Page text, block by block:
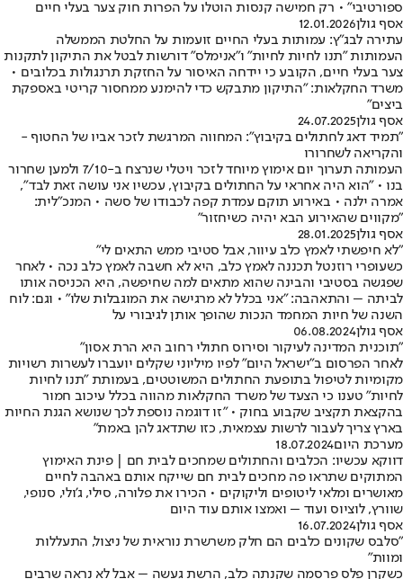
ספורטיבי" • רק חמישה קנסות הוטלו על הפרות חוק צער בעלי חיים
אסף גולן12.01.2026
עתירה לבג"ץ: עמותות בעלי החיים זועמות על החלטת הממשלה
העמותות "תנו לחיות לחיות" ו"אנימלס" דורשות לבטל את התיקון לתקנות
צער בעלי חיים, הקובע כי יידחה האיסור על החזקת תרנגולות בכלובים •
משרד החקלאות: "התיקון מתבקש כדי להימנע ממחסור קריטי באספקת
ביצים"
אסף גולן24.07.2025
"תמיד דאג לחתולים בקיבוץ": המחווה המרגשת לזכר אביו של החטוף -
והקריאה לשחרורו
העמותה תערוך יום אימוץ מיוחד לזכר ויטלי שנרצח ב-7/10 ולמען שחרור
בנו • "הוא היה אחראי על החתולים בקיבוץ, עכשיו אני עושה זאת לבד",
אמרה ילנה • באירוע תוקם עמדת קפה לכבודו של סשה • המנכ"לית:
"מקווים שהאירוע הבא יהיה כשיחזור"
אסף גולן28.01.2025
"לא חיפשתי לאמץ כלב עיוור, אבל סטיבי ממש התאים לי"
כשעופרי רוזנטל תכננה לאמץ כלב, היא לא חשבה לאמץ כלב נכה • לאחר
שפגשה בסטיבי והבינה שהוא מתאים למה שחיפשה, היא הכניסה אותו
לביתה – והתאהבה: "אני בכלל לא מרגישה את המוגבלות שלו" • וגם: לוח
השנה של חיות המחמד הנכות שהופך אותן לגיבורי על
אסף גולן06.08.2024
"תוכנית המדינה לעיקור וסירוס חתולי רחוב היא הרת אסון"
לאחר הפרסום ב"ישראל היום" לפיו מיליוני שקלים יועברו לעשרות רשויות
מקומיות לטיפול בתופעת החתולים המשוטטים, בעמותת "תנו לחיות
לחיות" טענו כי הצעד של משרד החקלאות מהווה בכלל עיכוב חמור
בהקצאת תקציב שקבוע בחוק • "זו דוגמה נוספת לכך שנושא הגנת החיות
בארץ צריך לעבור לרשות עצמאית, כזו שתדאג להן באמת"
מערכת היום18.07.2024
דווקא עכשיו: הכלבים והחתולים שמחכים לבית חם | פינת האימוץ
המתוקים שתראו פה מחכים לבית חם שייקח אותם באהבה לחיים
מאושרים ומלאי ליטופים וליקוקים • הכירו את פלורה, סילי, ג'ולי, סנופי,
שוורץ, לוציוס ועוד – ואמצו אותם עוד היום
אסף גולן16.07.2024
"סלבס שקונים כלבים הם חלק משרשרת נוראית של ניצול, התעללות
ומוות"
כשקרן פלס פרסמה שקנתה כלב, הרשת געשה – אבל לא נראה שרבים